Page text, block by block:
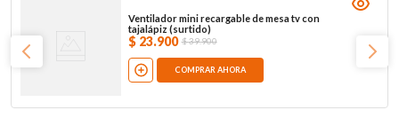
Ventilador mini recargable de mesa tv con
tajalápiz (surtido)
$ 23.900 $39.900
COMPRAR AHORA